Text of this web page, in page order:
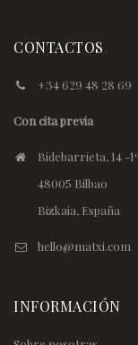
CONTACTOS
+34 629 48 28 69
Con cita previa
Bidebarrieta, 14 -
48005 Bilbao
Bizkaia, España
hello@matxi.com
INFORMACIÓN